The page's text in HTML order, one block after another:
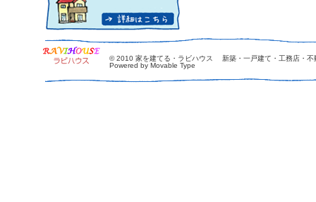
© 2010 家を建てる・ラビハウス 新築・一戸建て・工務店・不
Powered by Movable Type